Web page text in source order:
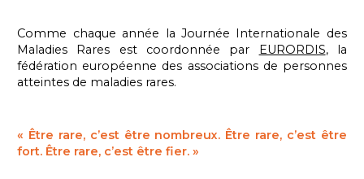
Comme chaque année la Journée Internationale des
Maladies Rares est coordonnée par EURORDIS, la
fédération européenne des associations de personnes
atteintes de maladies rares.
« Être rare, c’est être nombreux. Être rare, c’est être
fort. Être rare, c’est être fier. »